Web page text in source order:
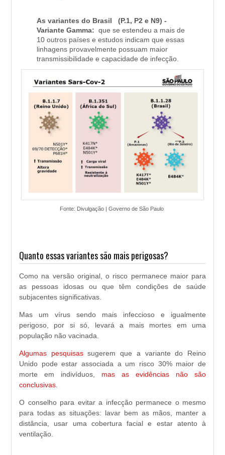
As variantes do Brasil (P.1, P2 e N9) -
Variante Gamma: que se estendeu a mais de
10 outros países e estudos indicam que essas
linhagens provavelmente possuam maior
transmissibilidade e capacidade de infecção.
Fonte: Divulgação | Governo de São Paulo
Quanto essas variantes são mais perigosas?
Como na versão original, o risco permanece maior para
as pessoas idosas ou que têm condições de saúde
subjacentes significativas.
Mas um vírus sendo mais infeccioso e igualmente
perigoso, por si só, levará a mais mortes em uma
população não vacinada.
Algumas pesquisassugerem que a variante do Reino
Unido pode estar associada a um risco 30% maior de
morte em indivíduos, mas as evidências não são
conclusivas
O conselho para evitar a infecção permanece o mesmo
para todas as situações: lavar bem as mãos, manter a
distância, usar uma cobertura facial e estar atento à
ventilação.